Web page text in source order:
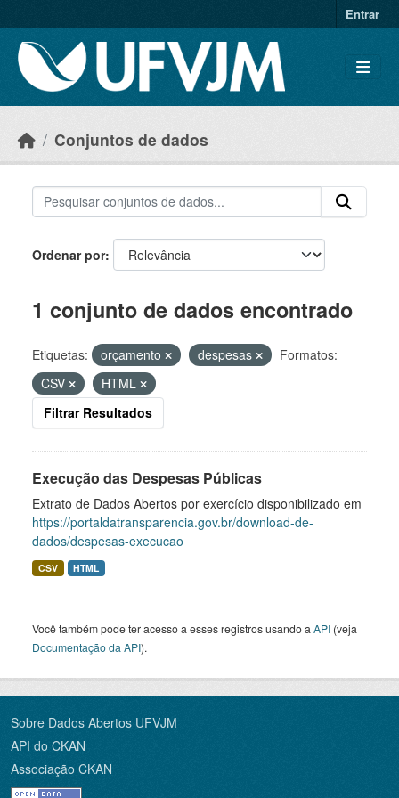
Entrar
Conjuntos de dados
Ordenar por
1 conjunto de dados encontrado
Etiquetas: orçamento despesas
Formatos:
CSV
HTML
Filtrar Resultados
Execução das Despesas Públicas
Extrato de Dados Abertos por exercício disponibilizado em
https://portaldatransparencia.gov.br/download-de-
dados/despesas-execucao
CSV HTML
Você também pode ter acesso a esses registros usando a API (veja
Documentação da API).
Sobre Dados Abertos UFVJM
API do CKAN
Associação CKAN